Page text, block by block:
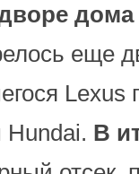
еще
Lexus
В